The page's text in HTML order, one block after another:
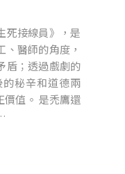
死接線員》，是
醫師的角度，
盾；透過戲劇的
秘辛和道德兩
價值。 是禿鷹還